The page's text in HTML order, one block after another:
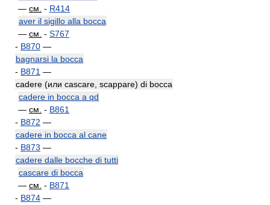
— см. - R414
aver il sigillo alla bocca
— см. - S767
- B870 —
bagnarsi la bocca
- B871 —
cadere (или cascare, scappare) di bocca
cadere in bocca a qd
— см. - B861
- B872 —
cadere in bocca al cane
- B873 —
cadere dalle bocche di tutti
cascare di bocca
— см. - B871
- B874 —